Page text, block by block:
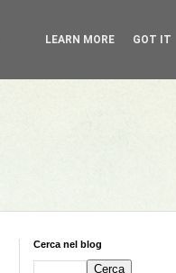
Cerca nel blog
LEARN MORE GOT IT